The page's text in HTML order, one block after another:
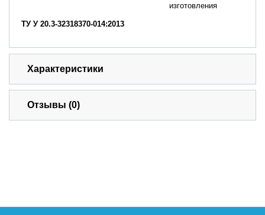
изготовления
ТУ У 20.3-32318370-014:2013
Характеристики
Отзывы (0)